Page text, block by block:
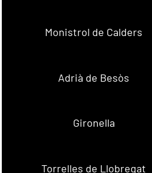
Monistrol de Calders
Adrià de Besòs
Gironella
Torrelles de Llobregat